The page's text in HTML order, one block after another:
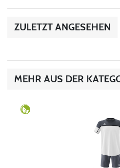
ZULETZT ANGESEHEN
MEHR AUS DER